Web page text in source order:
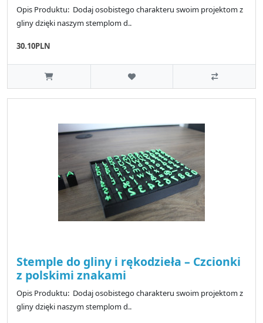
Opis Produktu: Dodaj osobistego charakteru swoim projektom z
gliny dzięki naszym stemplom d..
30.10PLN
Stemple do gliny i rękodzieła – Czcionki
z polskimi znakami
Opis Produktu: Dodaj osobistego charakteru swoim projektom z
gliny dzięki naszym stemplom d..